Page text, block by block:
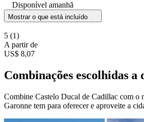
Disponível amanhã
Mostrar o que está incluído
5 (1)
A partir de
US$ 8,07
Combinações escolhidas a
Combine Castelo Ducal de Cadillac com o
Garonne tem para oferecer e aproveite a